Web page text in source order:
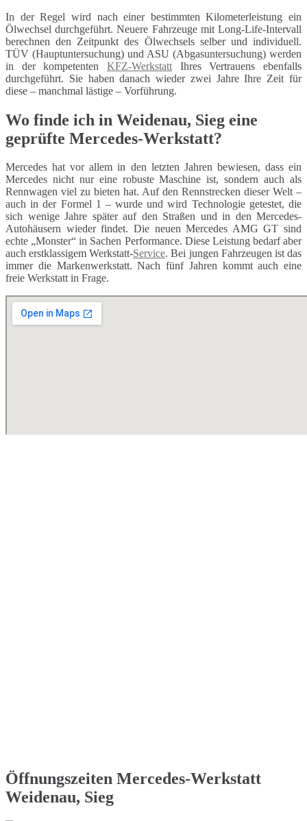
In der Regel wird nach einer bestimmten Kilometerleistung ein
Ölwechsel durchgeführt. Neuere Fahrzeuge mit Long-Life-Intervall
berechnen den Zeitpunkt des Ölwechsels selber und individuell.
TÜV (Hauptuntersuchung) und ASU (Abgasuntersuchung) werden
in der kompetenten KFZ-Werkstatt Ihres Vertrauens ebenfalls
durchgeführt. Sie haben danach wieder zwei Jahre Ihre Zeit für
diese – manchmal lästige – Vorführung.
Wo finde ich in Weidenau, Sieg eine
geprüfte Mercedes-Werkstatt?
Mercedes hat vor allem in den letzten Jahren bewiesen, dass ein
Mercedes nicht nur eine robuste Maschine ist, sondern auch als
Rennwagen viel zu bieten hat. Auf den Rennstrecken dieser Welt –
auch in der Formel 1 – wurde und wird Technologie getestet, die
sich wenige Jahre später auf den Straßen und in den Mercedes-
Autohäusern wieder findet. Die neuen Mercedes AMG GT sind
echte „Monster“ in Sachen Performance. Diese Leistung bedarf aber
auch erstklassigem Werkstatt-Service. Bei jungen Fahrzeugen ist das
immer die Markenwerkstatt. Nach fünf Jahren kommt auch eine
freie Werkstatt in Frage.
Öffnungszeiten Mercedes-Werkstatt
Weidenau, Sieg